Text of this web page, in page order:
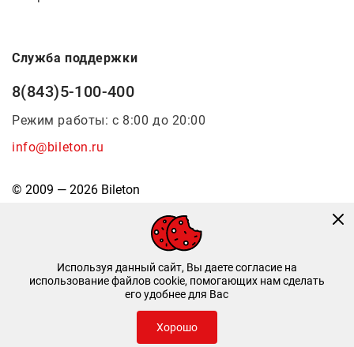
Служба поддержки
8(843)5-100-400
Режим работы: с 8:00 до 20:00
info@bileton.ru
© 2009 — 2026 Bileton
Инфоматика
—Дизайн и разработка
Используя данный сайт, Вы даете согласие на
использование файлов cookie, помогающих нам сделать
его удобнее для Вас
Хорошо